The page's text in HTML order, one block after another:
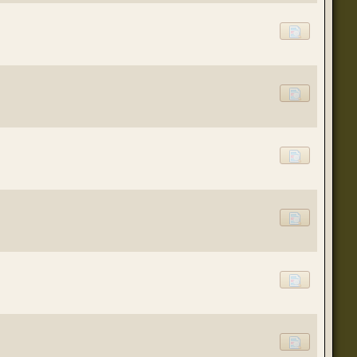
(20 августа 2023 - 08:09 )
(16 мая 2023 - 12:14 )
(07 апреля 2023 - 10:04 )
(07 апреля 2023 - 02:22 )
(01 апреля 2023 - 12:21 )
(01 апреля 2023 - 12:00 )
(31 марта 2023 - 05:51 )
(29 марта 2023 - 11:11 )
(23 марта 2023 - 02:58 )
временного складирования переводов.
(21 марта 2023 - 09:01 )
(05 октября 2022 - 10:30 )